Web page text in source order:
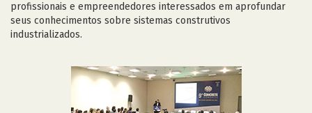
profissionais e empreendedores interessados em aprofundar
seus conhecimentos sobre sistemas construtivos
industrializados.